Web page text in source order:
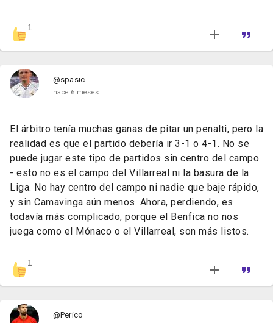
1
@spasic
hace 6 meses
El árbitro tenía muchas ganas de pitar un penalti, pero la
realidad es que el partido debería ir 3-1 o 4-1. No se
puede jugar este tipo de partidos sin centro del campo
- esto no es el campo del Villarreal ni la basura de la
Liga. No hay centro del campo ni nadie que baje rápido,
y sin Camavinga aún menos. Ahora, perdiendo, es
todavía más complicado, porque el Benfica no nos
juega como el Mónaco o el Villarreal, son más listos.
1
@Perico